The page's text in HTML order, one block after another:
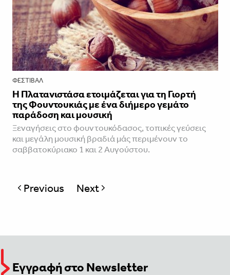
ΦΕΣΤΙΒΑΛ
Η Πλατανιστάσα ετοιμάζεται για τη Γιορτή
της Φουντουκιάς με ένα διήμερο γεμάτο
παράδοση και μουσική
Ξεναγήσεις στο φουντουκόδασος, τοπικές γεύσεις
και μεγάλη μουσική βραδιά μάς περιμένουν το
σαββατοκύριακο 1 και 2 Αυγούστου.
Previous page
Nextpage
Εγγραφή στο Newsletter